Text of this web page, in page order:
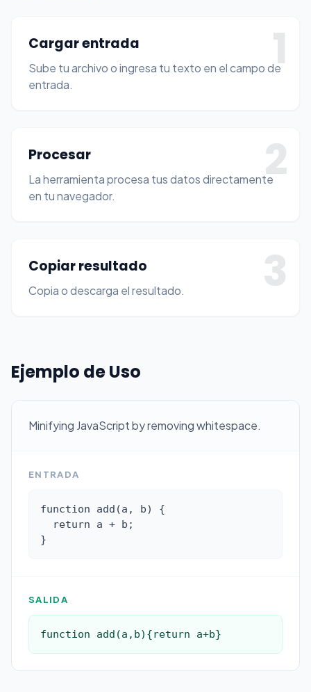
1
Cargar entrada
Sube tu archivo o ingresa tu texto en el campo de
entrada.
2
Procesar
La herramienta procesa tus datos directamente
en tu navegador.
3
Copiar resultado
Copia o descarga el resultado.
Ejemplo de Uso
Minifying JavaScript by removing whitespace.
ENTRADA
function add(a, b) {
}
SALIDA
function add(a,b){return a+b}